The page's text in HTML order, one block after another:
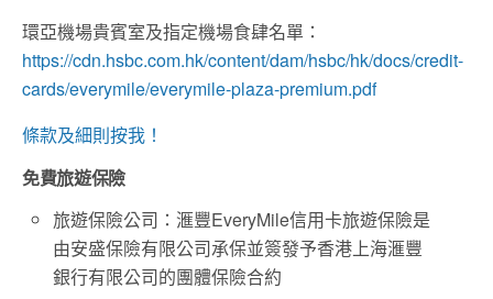
環亞機場貴賓室及指定機場食肆名單：
https://cdn.hsbc.com.hk/content/dam/hsbc/hk/docs/credit-
cards/everymile/everymile-plaza-premium.pdf
條款及細則按我！
免費旅遊保險
旅遊保險公司：滙豐EveryMile信用卡旅遊保險是
由安盛保險有限公司承保並簽發予香港上海滙豐
銀行有限公司的團體保險合約